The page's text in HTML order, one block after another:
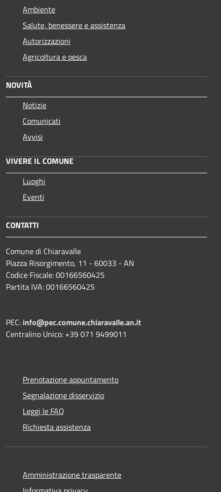
Ambiente
Salute, benessere e assistenza
Autorizzazioni
Agricoltura e pesca
NOVITÀ
Notizie
Comunicati
Avvisi
VIVERE IL COMUNE
Luoghi
Eventi
CONTATTI
Comune di Chiaravalle
Piazza Risorgimento, 11 - 60033 - AN
Codice Fiscale: 00166560425
Partita IVA: 00166560425
PEC: info@pec.comune.chiaravalle.an.it
Centralino Unico: +39 071 9499011
Prenotazione appuntamento
Segnalazione disservizio
Leggi le FAQ
Richiesta assistenza
Amministrazione trasparente